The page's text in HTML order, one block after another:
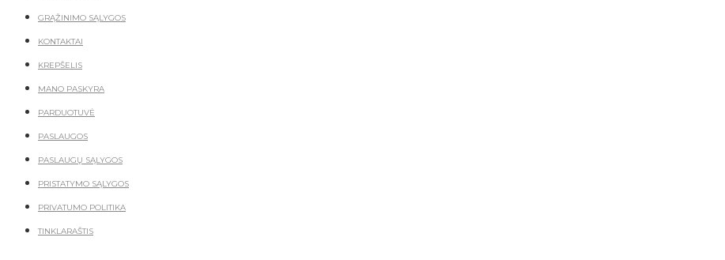
GRĄŽINIMO SĄLYGOS
KONTAKTAI
KREPŠELIS
MANO PASKYRA
PARDUOTUVĖ
PASLAUGOS
PASLAUGŲ SĄLYGOS
PRISTATYMO SĄLYGOS
PRIVATUMO POLITIKA
TINKLARAŠTIS